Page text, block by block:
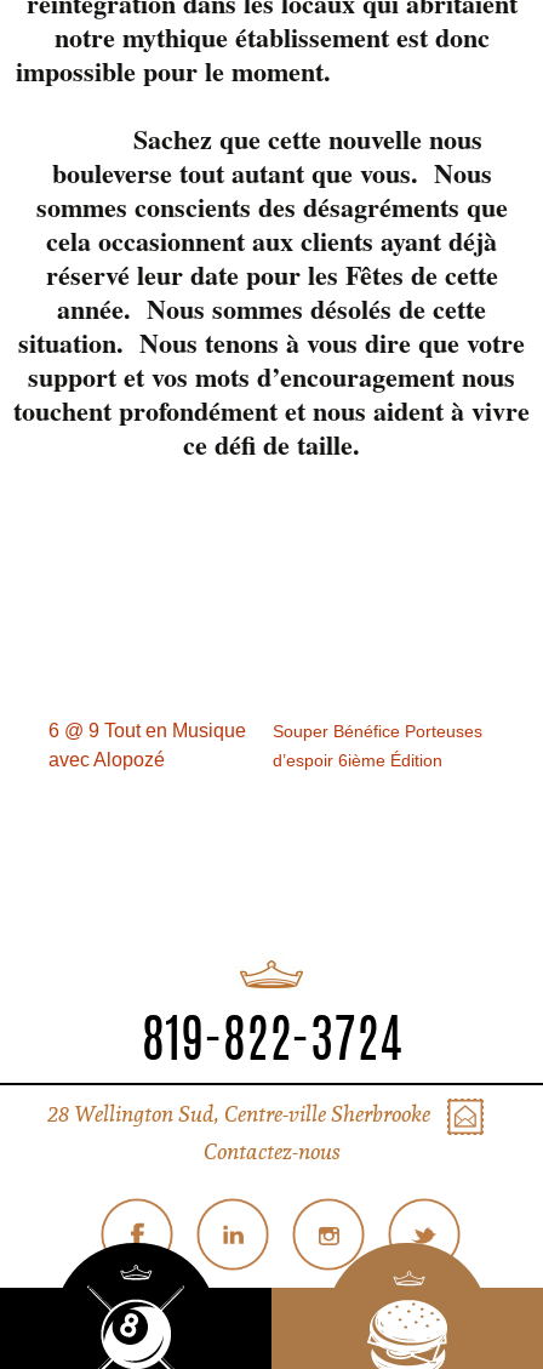
en 2018, elle roule sa
bosse et sa guitare
depuis longtemps.
elle nous fait
l’honneur de sa visite
pour 2 soirs. Une
signature musicale
authentique. ne
manquez pas Rebecka
Lussier Pour réserver,
819-822-3724 poste 23
6 @ 9 Tout en Musique
avec Alopozé
Souper Bénéfice Porteuses
d’espoir 6ième Édition
819-822-3724
28 Wellington Sud, Centre-ville Sherbrooke
Contactez-nous
© Tous droits réservés Liverpool Sherbrooke
notre mythique établissement est donc
impossible pour le moment.
Sachez que cette nouvelle nous
bouleverse tout autant que vous. Nous
sommes conscients des désagréments que
cela occasionnent aux clients ayant déjà
réservé leur date pour les Fêtes de cette
année. Nous sommes désolés de cette
situation. Nous tenons à vous dire que votre
support et vos mots d’encouragement nous
touchent profondément et nous aident à vivre
ce défi de taille.